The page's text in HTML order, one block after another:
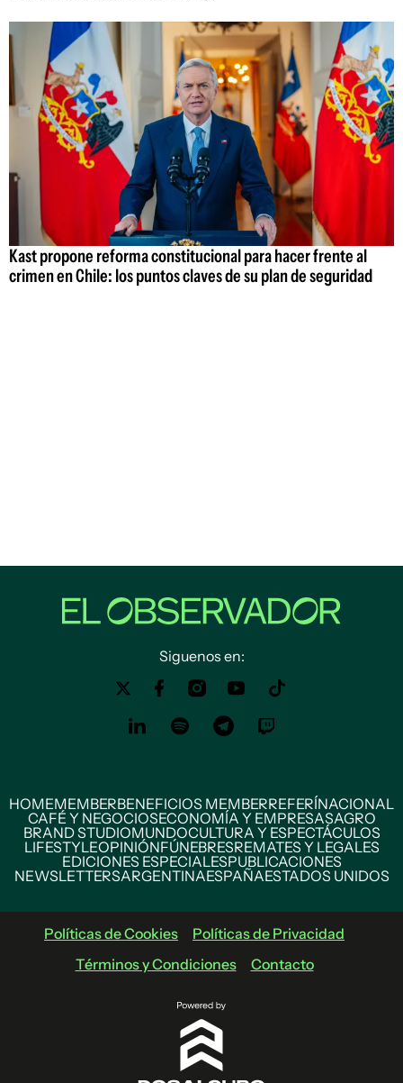
Kast propone reforma constitucional para hacer frente al
crimen en Chile: los puntos claves de su plan de seguridad
Siguenos en:
HOMEMEMBERBENEFICIOS MEMBERREFERÍNACIONAL
CAFÉ Y NEGOCIOSECONOMÍA Y EMPRESASAGRO
BRAND STUDIOMUNDOCULTURA Y ESPECTÁCULOS
LIFESTYLEOPINIÓNFÚNEBRESREMATES Y LEGALES
EDICIONES ESPECIALESPUBLICACIONES
NEWSLETTERSARGENTINAESPAÑAESTADOS UNIDOS
Políticas de Cookies
Políticas de Privacidad
Términos y Condiciones
Contacto